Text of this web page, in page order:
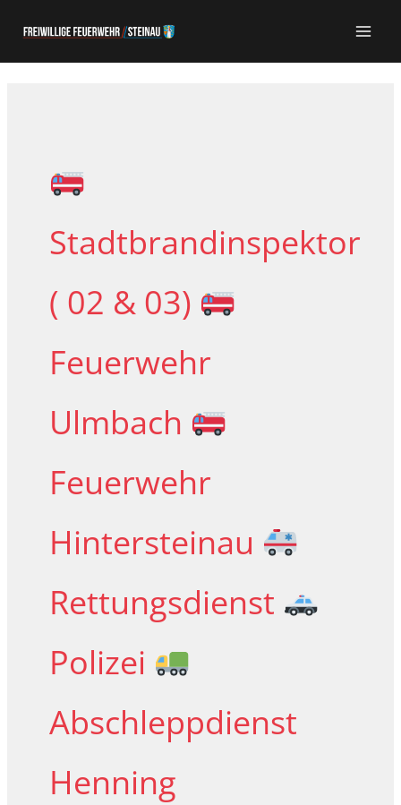
Inhalt
springen
Stadtbrandinspektor
( 02 & 03)
Feuerwehr
Ulmbach
Feuerwehr
Hintersteinau
Rettungsdienst
Polizei
Abschleppdienst
Henning